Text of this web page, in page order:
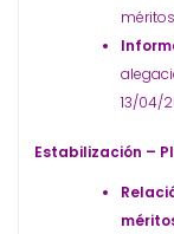
13/04/
Estabilización –